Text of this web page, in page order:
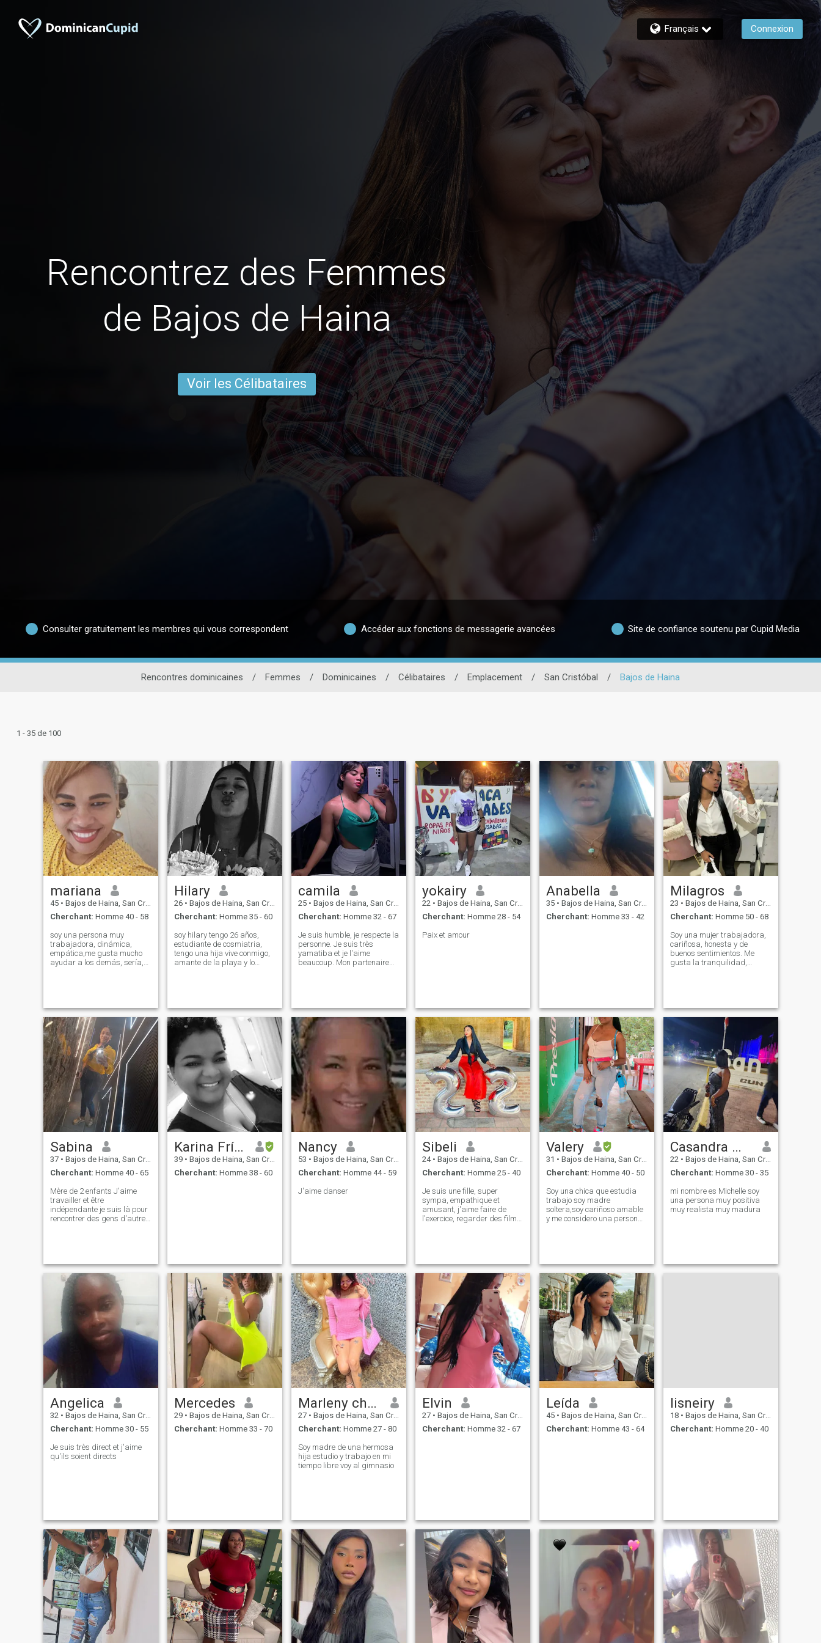
Français Connexion
Rencontrez des Femmes
de Bajos de Haina
Voir les Célibataires
Consulter gratuitement les membres qui vous correspondent Accéder aux fonctions de messagerie avancées Site de confiance soutenu par Cupid Media
Rencontres dominicaines / Femmes / Dominicaines / Célibataires / Emplacement / San Cristóbal / Bajos de Haina
1 - 35 de 100
mariana
45 • Bajos de Haina, San Cristóbal, Rep.Dominicaine
Cherchant: Homme 40 - 58
soy una persona muy
trabajadora, dinámica,
empática,me gusta mucho
ayudar a los demás, sería,
arreglada, perfumada muy
respetuoso y responsable,
comp
Hilary
26 • Bajos de Haina, San Cristóbal, Rep.Dominicaine
Cherchant: Homme 35 - 60
soy hilary tengo 26 años,
estudiante de cosmiatria,
tengo una hija vive conmigo,
amante de la playa y lo
camila
25 • Bajos de Haina, San Cristóbal, Rep.Dominicaine
Cherchant: Homme 32 - 67
Je suis humble, je respecte la
personne. Je suis très
yamatiba et je l'aime
beaucoup. Mon partenaire
yokairy
22 • Bajos de Haina, San Cristóbal, Rep.Dominicaine
Cherchant: Homme 28 - 54
Paix et amour
Anabella
35 • Bajos de Haina, San Cristóbal, Rep.Dominicaine
Cherchant: Homme 33 - 42
Milagros
23 • Bajos de Haina, San Cristóbal, Rep.Dominicaine
Cherchant: Homme 50 - 68
Soy una mujer trabajadora,
cariñosa, honesta y de
buenos sentimientos. Me
gusta la tranquilidad,
Sabina
37 • Bajos de Haina, San Cristóbal, Rep.Dominicaine
Cherchant: Homme 40 - 65
Mère de 2 enfants J'aime
travailler et être
indépendante je suis là pour
rencontrer des gens d'autres
problèmes, je comprends
que 2 personnes qui savent
ce qu'elles veulent savent
quelle est leur responsabilité,
je ne suis pas une femme de
moments ou me demande
des photos.
Karina Frías
39 • Bajos de Haina, San Cristóbal, Rep.Dominicaine
Cherchant: Homme 38 - 60
Nancy
53 • Bajos de Haina, San Cristóbal, Rep.Dominicaine
Cherchant: Homme 44 - 59
J'aime danser
Sibeli
24 • Bajos de Haina, San Cristóbal, Rep.Dominicaine
Cherchant: Homme 25 - 40
Je suis une fille, super
sympa, empathique et
amusant, j'aime faire de
l'exercice, regarder des films,
Valery
31 • Bajos de Haina, San Cristóbal, Rep.Dominicaine
Cherchant: Homme 40 - 50
Soy una chica que estudia
trabajo soy madre
soltera,soy cariñoso amable
y me considero una persona
Casandra Michel
22 • Bajos de Haina, San Cristóbal, Rep.Dominicaine
Cherchant: Homme 30 - 35
mi nombre es Michelle soy
una persona muy positiva
muy realista muy madura
Angelica
32 • Bajos de Haina, San Cristóbal, Rep.Dominicaine
Cherchant: Homme 30 - 55
Je suis très direct et j'aime
qu'ils soient directs
Mercedes
29 • Bajos de Haina, San Cristóbal, Rep.Dominicaine
Cherchant: Homme 33 - 70
Marleny chavez
27 • Bajos de Haina, San Cristóbal, Rep.Dominicaine
Cherchant: Homme 27 - 80
Soy madre de una hermosa
hija estudio y trabajo en mi
tiempo libre voy al gimnasio
Elvin
27 • Bajos de Haina, San Cristóbal, Rep.Dominicaine
Cherchant: Homme 32 - 67
Leída
45 • Bajos de Haina, San Cristóbal, Rep.Dominicaine
Cherchant: Homme 43 - 64
lisneiry
18 • Bajos de Haina, San Cristóbal, Rep.Dominicaine
Cherchant: Homme 20 - 40